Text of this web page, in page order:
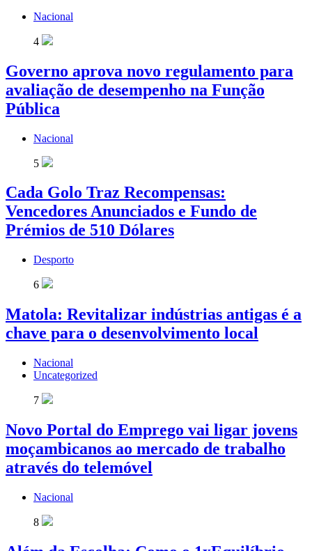
Nacional
4
Governo aprova novo regulamento para
avaliação de desempenho na Função
Pública
Nacional
5
Cada Golo Traz Recompensas:
Vencedores Anunciados e Fundo de
Prémios de 510 Dólares
Desporto
6
Matola: Revitalizar indústrias antigas é a
chave para o desenvolvimento local
Nacional
Uncategorized
7
Novo Portal do Emprego vai ligar jovens
moçambicanos ao mercado de trabalho
através do telemóvel
Nacional
8